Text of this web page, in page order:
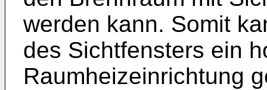
werden kann. Somit
des Sichtfensters ein
Raumheizeinrichtung